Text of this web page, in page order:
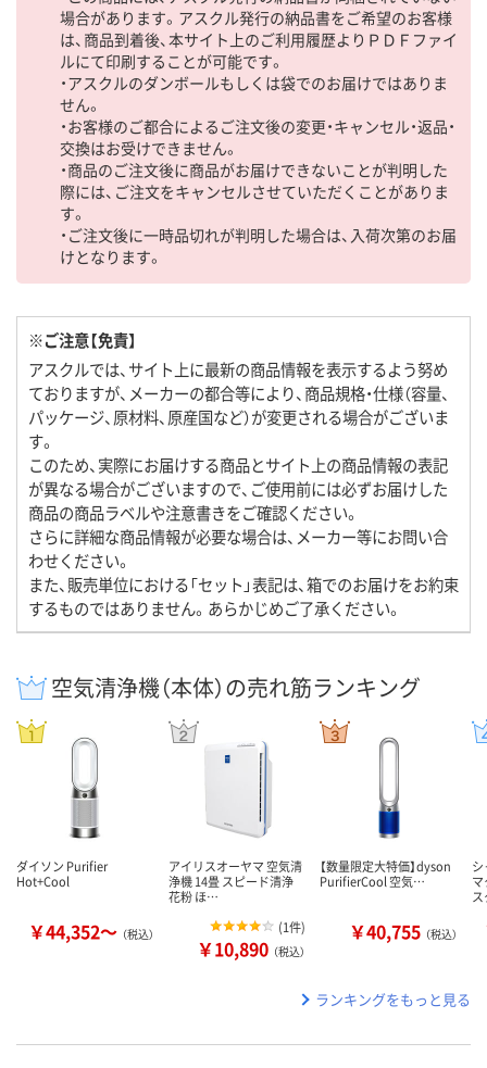
場合があります。アスクル発行の納品書をご希望のお客様
は、商品到着後、本サイト上のご利用履歴よりＰＤＦファイ
ルにて印刷することが可能です。
・アスクルのダンボールもしくは袋でのお届けではありま
せん。
・お客様のご都合によるご注文後の変更・キャンセル・返品・
交換はお受けできません。
・商品のご注文後に商品がお届けできないことが判明した
際には、ご注文をキャンセルさせていただくことがありま
す。
・ご注文後に一時品切れが判明した場合は、入荷次第のお届
けとなります。
※ご注意【免責】
アスクルでは、サイト上に最新の商品情報を表示するよう努め
ておりますが、メーカーの都合等により、商品規格・仕様（容量、
パッケージ、原材料、原産国など）が変更される場合がございま
す。
このため、実際にお届けする商品とサイト上の商品情報の表記
が異なる場合がございますので、ご使用前には必ずお届けした
商品の商品ラベルや注意書きをご確認ください。
さらに詳細な商品情報が必要な場合は、メーカー等にお問い合
わせください。
また、販売単位における「セット」表記は、箱でのお届けをお約束
するものではありません。あらかじめご了承ください。
空気清浄機（本体）の売れ筋ランキング
ダイソン Purifier
Hot+Cool
￥44,352～ （税込）
アイリスオーヤマ 空気清
浄機 14畳 スピード清浄
花粉 ほ…
(1件)
￥10,890 （税込）
【数量限定大特価】dyson
PurifierCool 空気…
￥40,755 （税込）
シ
ランキングをもっと見る